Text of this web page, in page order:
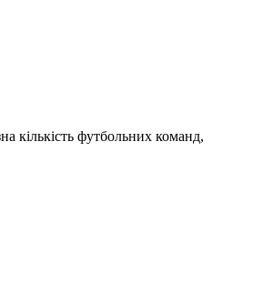
кількість футбольних команд,